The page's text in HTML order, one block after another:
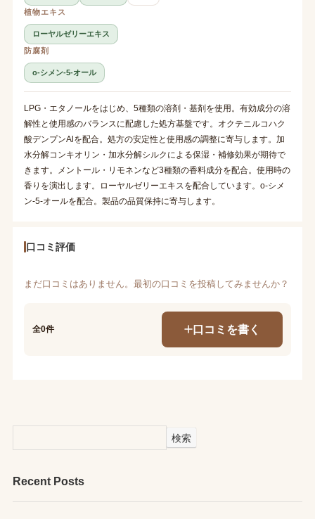
植物エキス
ローヤルゼリーエキス
防腐剤
o-シメン-5-オール
LPG・エタノールをはじめ、5種類の溶剤・基剤を使用。有効成分の溶
解性と使用感のバランスに配慮した処方基盤です。オクテニルコハク
酸デンプンAlを配合。処方の安定性と使用感の調整に寄与します。加
水分解コンキオリン・加水分解シルクによる保湿・補修効果が期待で
きます。メントール・リモネンなど3種類の香料成分を配合。使用時の
香りを演出します。ローヤルゼリーエキスを配合しています。o-シメ
ン-5-オールを配合。製品の品質保持に寄与します。
口コミ評価
まだ口コミはありません。最初の口コミを投稿してみませんか？
全0件 口コミを書く
検索
Recent Posts